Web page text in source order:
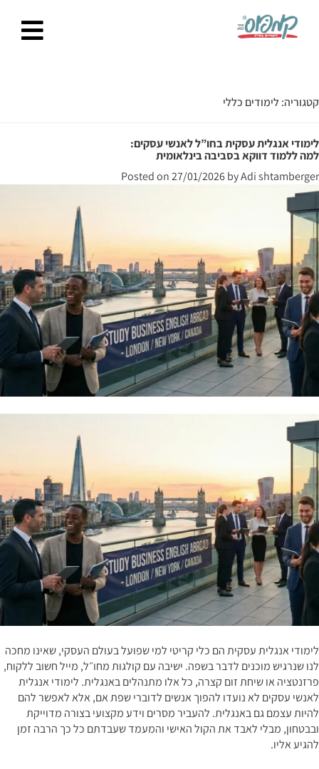
content
קטגוריה: לימודים כללי
לימודי אנגלית עסקית בחו”ל לאנשי עסקים:
למה ללמוד דווקא בסביבה בינלאומית
Posted on27/01/2026byAdi shtamberger
לימודי אנגלית עסקית הם כלי קריטי למי שפועל בעולם העסקי, שאינו מחכה
לנו שנרגיש מוכנים לדבר בשפה. ישיבה עם קולגות מחו״ל, מייל חשוב ללקוח,
פרזנטציה או שיחת זום קצרה, כל אלו מתנהלים באנגלית. לימודי אנגלית
לאנשי עסקים לא נועדו להפוך אנשים לדוברי שפת אם, אלא לאפשר להם
להיות עצמם גם באנגלית. להעביר מסרים וידע מקצועי בצורה מדוייקת
ובבטחון, מבלי לאבד את הקול האישי והמעמד שעבדתם כל כך הרבה זמן
להגיע אליו.